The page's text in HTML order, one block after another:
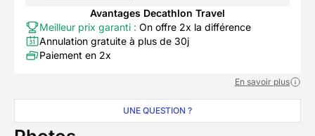
Avantages Decathlon Travel
Meilleur prix garanti : On offre 2x la différence
Annulation gratuite à plus de 30j
Paiement en 2x
En savoir plus
UNE QUESTION ?